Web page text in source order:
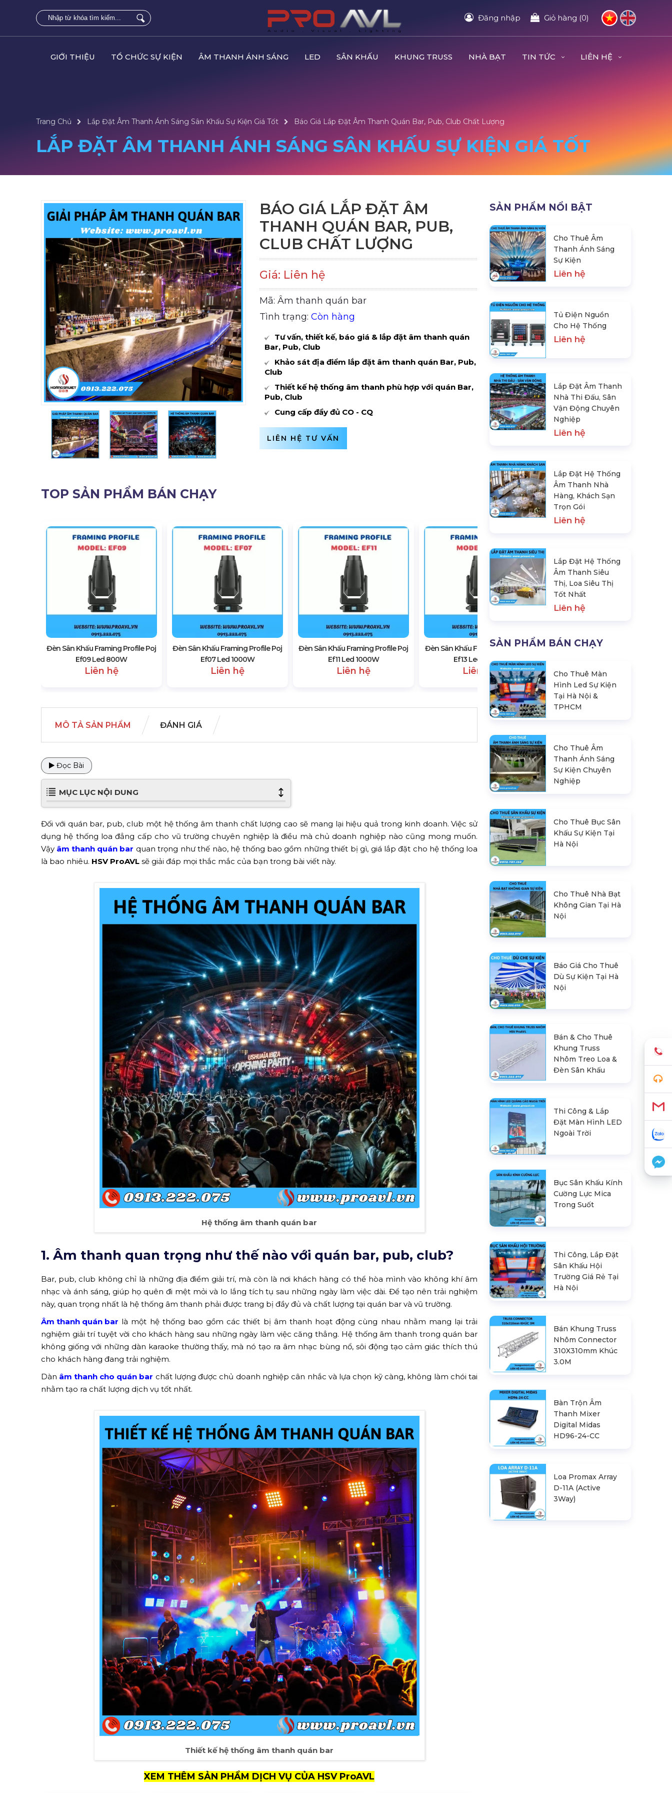
Đăng nhập Giỏ hàng (0)
GIỚI THIỆU TỔ CHỨC SỰ KIỆN ÂM THANH ÁNH SÁNG LED SÂN KHẤU KHUNG TRUSS NHÀ BẠT TIN TỨC LIÊN HỆ
Trang Chủ Lắp Đặt Âm Thanh Ánh Sáng Sân Khấu Sự Kiện Giá Tốt Báo Giá Lắp Đặt Âm Thanh Quán Bar, Pub, Club Chất Lượng
LẮP ĐẶT ÂM THANH ÁNH SÁNG SÂN KHẤU SỰ KIỆN GIÁ TỐT
BÁO GIÁ LẮP ĐẶT ÂM
THANH QUÁN BAR, PUB,
CLUB CHẤT LƯỢNG
Giá: Liên hệ
Mã: Âm thanh quán bar
Tình trạng: Còn hàng
Tư vấn, thiết kế, báo giá & lắp đặt âm thanh quán
Bar, Pub, Club
Khảo sát địa điểm lắp đặt âm thanh quán Bar, Pub,
Club
Thiết kế hệ thống âm thanh phù hợp với quán Bar,
Pub, Club
Cung cấp đầy đủ CO - CQ
LIÊN HỆ TƯ VẤN
TOP SẢN PHẨM BÁN CHẠY
Đèn Sân Khấu Framing Profile Poj
Ef09 Led 800W
Liên hệ
Đèn Sân Khấu Framing Profile Poj
Ef07 Led 1000W
Liên hệ
Đèn Sân Khấu Framing Profile Poj
Ef11 Led 1000W
Liên hệ
Đèn Sân Khấu Framing Profile Poj
Ef13 Led 1200W
Liên hệ
Đèn Sân Khấu Led Zoom Moving
MÔ TẢ SẢN PHẨM ĐÁNH GIÁ
Đọc Bài
MỤC LỤC NỘI DUNG
Đối với quán bar, pub, club một hệ thống âm thanh chất lượng cao sẽ mang lại hiệu quả trong kinh doanh. Việc sử
dụng hệ thống loa đẳng cấp cho vũ trường chuyên nghiệp là điều mà chủ doanh nghiệp nào cũng mong muốn.
Vậy âm thanh quán bar quan trọng như thế nào, hệ thống bao gồm những thiết bị gì, giá lắp đặt cho hệ thống loa
là bao nhiêu. HSV ProAVL sẽ giải đáp mọi thắc mắc của bạn trong bài viết này.
Hệ thống âm thanh quán bar
1. Âm thanh quan trọng như thế nào với quán bar, pub, club?
Bar, pub, club không chỉ là những địa điểm giải trí, mà còn là nơi khách hàng có thể hòa mình vào không khí âm
nhạc và ánh sáng, giúp họ quên đi mệt mỏi và lo lắng tích tụ sau những ngày làm việc dài. Để tạo nên trải nghiệm
này, quan trọng nhất là hệ thống âm thanh phải được trang bị đầy đủ và chất lượng tại quán bar và vũ trường.
Âm thanh quán bar là một hệ thống bao gồm các thiết bị âm thanh hoạt động cùng nhau nhằm mang lại trải
nghiệm giải trí tuyệt vời cho khách hàng sau những ngày làm việc căng thẳng. Hệ thống âm thanh trong quán bar
không giống với những dàn karaoke thường thấy, mà nó tạo ra âm nhạc bùng nổ, sôi động tạo cảm giác thích thú
cho khách hàng đang trải nghiệm.
Dàn âm thanh cho quán bar chất lượng được chủ doanh nghiệp cân nhắc và lựa chọn kỹ càng, không làm chói tai
nhằm tạo ra chất lượng dịch vụ tốt nhất.
Thiết kế hệ thống âm thanh quán bar
XEM THÊM SẢN PHẨM DỊCH VỤ CỦA HSV ProAVL
SẢN PHẨM NỔI BẬT
Cho Thuê Âm
Thanh Ánh Sáng
Sự Kiện
Liên hệ
Tủ Điện Nguồn
Cho Hệ Thống
Liên hệ
Lắp Đặt Âm Thanh
Nhà Thi Đấu, Sân
Vận Động Chuyên
Nghiệp
Liên hệ
Lắp Đặt Hệ Thống
Âm Thanh Nhà
Hàng, Khách Sạn
Trọn Gói
Liên hệ
Lắp Đặt Hệ Thống
Âm Thanh Siêu
Thị, Loa Siêu Thị
Tốt Nhất
Liên hệ
SẢN PHẨM BÁN CHẠY
Cho Thuê Màn
Hình Led Sự Kiện
Tại Hà Nội &
TPHCM
Cho Thuê Âm
Thanh Ánh Sáng
Sự Kiện Chuyên
Nghiệp
Cho Thuê Bục Sân
Khấu Sự Kiện Tại
Hà Nội
Cho Thuê Nhà Bạt
Không Gian Tại Hà
Nội
Báo Giá Cho Thuê
Dù Sự Kiện Tại Hà
Nội
Bán & Cho Thuê
Khung Truss
Nhôm Treo Loa &
Đèn Sân Khấu
Thi Công & Lắp
Đặt Màn Hình LED
Ngoài Trời
Bục Sân Khấu Kính
Cường Lực Mica
Trong Suốt
Thi Công, Lắp Đặt
Sân Khấu Hội
Trường Giá Rẻ Tại
Hà Nội
Bán Khung Truss
Nhôm Connector
310X310mm Khúc
3.0M
Bàn Trộn Âm
Thanh Mixer
Digital Midas
HD96-24-CC
Loa Promax Array
D-11A (Active
3Way)